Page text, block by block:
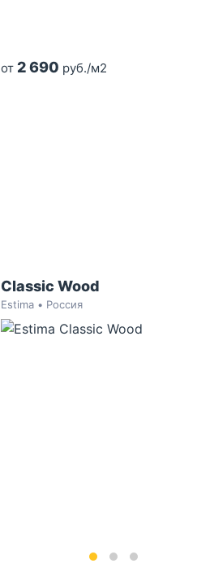
от 2 690 руб./м2
Classic Wood
Estima • Россия